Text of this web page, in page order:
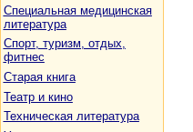
Специальная медицинская
литература
Спорт, туризм, отдых,
фитнес
Старая книга
Театр и кино
Техническая литература